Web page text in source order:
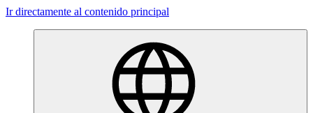
Ir directamente al contenido principal